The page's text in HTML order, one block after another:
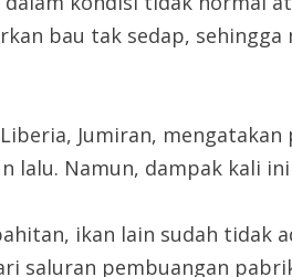
bau tak sedap,
Jumiran,
lalu. Namun, dampak kali
ikan lain sudah tidak
saluran pembuangan